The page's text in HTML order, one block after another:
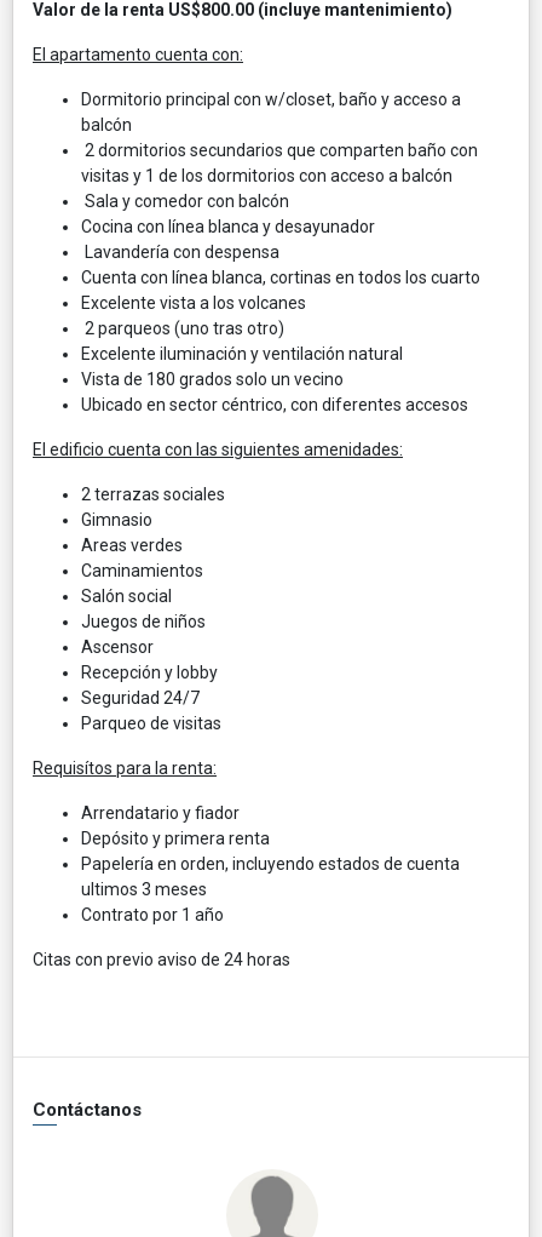
Valor de la renta US$800.00 (incluye mantenimiento)
El apartamento cuenta con:
Dormitorio principal con w/closet, baño y acceso a
balcón
2 dormitorios secundarios que comparten baño con
visitas y 1 de los dormitorios con acceso a balcón
Sala y comedor con balcón
Cocina con línea blanca y desayunador
Lavandería con despensa
Cuenta con línea blanca, cortinas en todos los cuarto
Excelente vista a los volcanes
2 parqueos (uno tras otro)
Excelente iluminación y ventilación natural
Vista de 180 grados solo un vecino
Ubicado en sector céntrico, con diferentes accesos
El edificio cuenta con las siguientes amenidades:
2 terrazas sociales
Gimnasio
Areas verdes
Caminamientos
Salón social
Juegos de niños
Ascensor
Recepción y lobby
Seguridad 24/7
Parqueo de visitas
Requisítos para la renta:
Arrendatario y fiador
Depósito y primera renta
Papelería en orden, incluyendo estados de cuenta
ultimos 3 meses
Contrato por 1 año
Citas con previo aviso de 24 horas
Contáctanos